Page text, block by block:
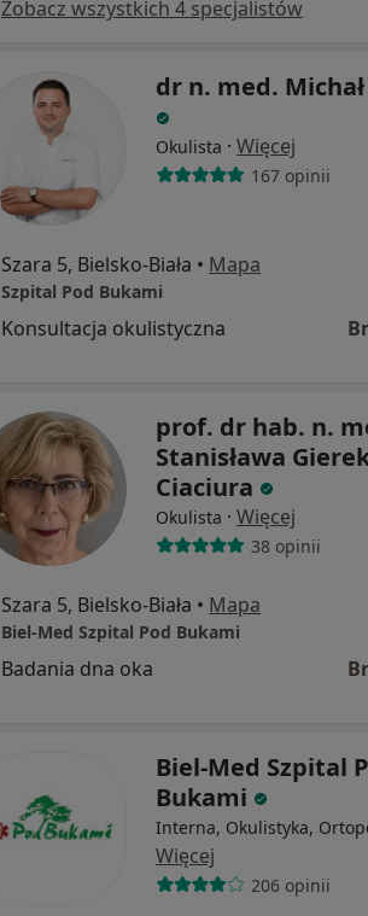
Zobacz wszystkich 4 specjalistów
dr n. med.
Okulista · Więcej
167 opinii
Szara 5, Bielsko-Biała • Mapa
Szpital Pod Bukami
Konsultacja okulistyczna
prof. dr hab. n.
Stanisława
Ciaciura
Okulista · Więcej
38 opinii
Szara 5, Bielsko-Biała • Mapa
Biel-Med Szpital Pod Bukami
Badania dna oka
Biel-Med Szpital
Bukami
Interna, Okulistyka,
Więcej
206 opinii